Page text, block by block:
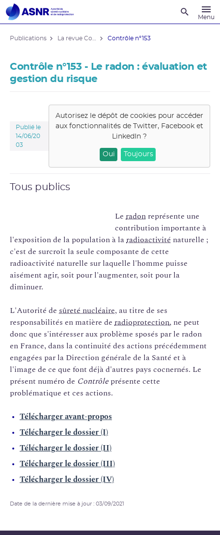
Menu
Publications Contrôle n°153
Contrôle n°153 - Le radon : évaluation et
gestion du risque
Publié le
14/06/20
03
Autorisez le dépôt de cookies pour accéder
aux fonctionnalités deTwitter, Facebook et
LinkedIn ?
Oui Toujours
Tous publics
Leradon représente une
contribution importante à
l'exposition de la population à laradioactivité naturelle ;
c'est de surcroît la seule composante de cette
radioactivité naturelle sur laquelle l'homme puisse
aisément agir, soit pour l'augmenter, soit pour la
diminuer.
L'Autorité de sûreté nucléaire, au titre de ses
responsabilités en matière de radioprotection, ne peut
donc que s'intéresser aux problème sposés par le radon
en France, dans la continuité des actions précédemment
engagées par la Direction générale de la Santé et à
l'image de ce que font déjà d'autres pays cocnernés. Le
présent numéro de Contrôle présente cette
problématique et ces actions.
Télécharger avant-propos
Télécharger le dossier (I)
Télécharger le dossier (II)
Télécharger le dossier (III)
Télécharger le dossier (IV)
Date de la dernière mise à jour : 03/09/2021